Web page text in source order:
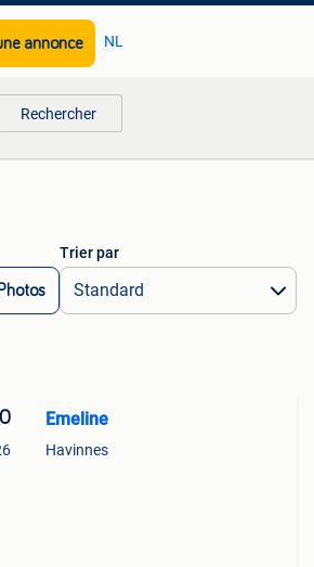
annonce NL
Rechercher
Photos
Trier par
Emeline
Havinnes